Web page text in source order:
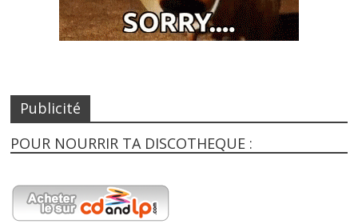
Publicité
POUR NOURRIR TA DISCOTHEQUE :